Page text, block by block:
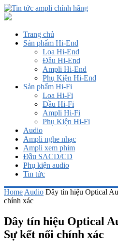
Trang chủ
Sản phẩm Hi-End
Loa Hi-End
Đầu Hi-End
Ampli Hi-End
Phụ Kiện Hi-End
Sản phẩm Hi-Fi
Loa Hi-Fi
Đầu Hi-Fi
Ampli Hi-Fi
Phụ Kiện Hi-Fi
Audio
Ampli nghe nhạc
Ampli xem phim
Đầu SACD/CD
Phụ kiện audio
Tin tức
Home Audio Dây tín hiệu Optical
chính xác
Dây tín hiệu Optical
Sự kết nối chính xác